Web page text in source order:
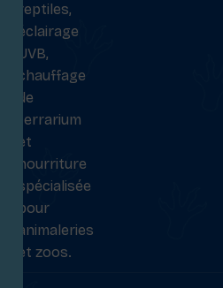
reptiles,
éclairage
UVB,
chauffage
de
terrarium
et
nourriture
spécialisée
pour
animaleries
et zoos.